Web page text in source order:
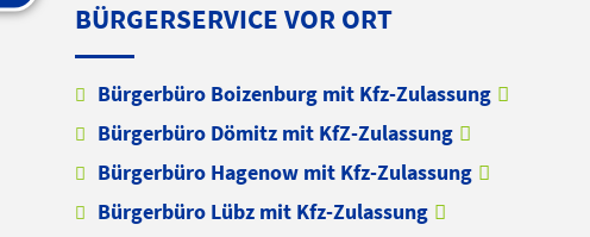
BÜRGERSERVICE VOR ORT
Bürgerbüro Boizenburg mit Kfz-Zulassung
Bürgerbüro Dömitz mit KfZ-Zulassung
Bürgerbüro Hagenow mit Kfz-Zulassung
Bürgerbüro Lübz mit Kfz-Zulassung